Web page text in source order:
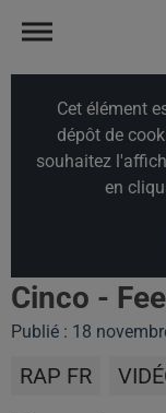
Cet élément
dépôt de
souhaitez
en
Cinco -
Publié : 18
RAP FR